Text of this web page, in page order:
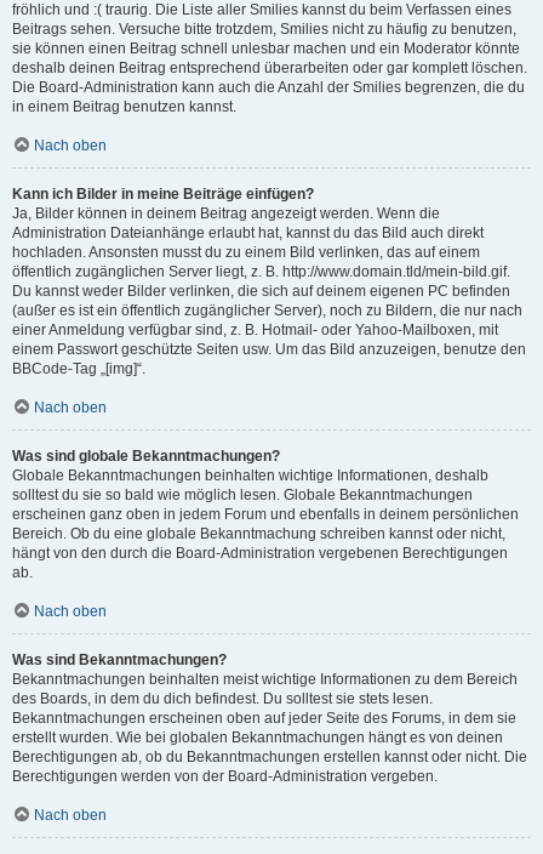
fröhlich und :( traurig. Die Liste aller Smilies kannst du beim Verfassen eines
Beitrags sehen. Versuche bitte trotzdem, Smilies nicht zu häufig zu benutzen,
sie können einen Beitrag schnell unlesbar machen und ein Moderator könnte
deshalb deinen Beitrag entsprechend überarbeiten oder gar komplett löschen.
Die Board-Administration kann auch die Anzahl der Smilies begrenzen, die du
in einem Beitrag benutzen kannst.
Nach oben
Kann ich Bilder in meine Beiträge einfügen?
Ja, Bilder können in deinem Beitrag angezeigt werden. Wenn die
Administration Dateianhänge erlaubt hat, kannst du das Bild auch direkt
hochladen. Ansonsten musst du zu einem Bild verlinken, das auf einem
öffentlich zugänglichen Server liegt, z. B. http://www.domain.tld/mein-bild.gif.
Du kannst weder Bilder verlinken, die sich auf deinem eigenen PC befinden
(außer es ist ein öffentlich zugänglicher Server), noch zu Bildern, die nur nach
einer Anmeldung verfügbar sind, z. B. Hotmail- oder Yahoo-Mailboxen, mit
einem Passwort geschützte Seiten usw. Um das Bild anzuzeigen, benutze den
BBCode-Tag „[img]“.
Nach oben
Was sind globale Bekanntmachungen?
Globale Bekanntmachungen beinhalten wichtige Informationen, deshalb
solltest du sie so bald wie möglich lesen. Globale Bekanntmachungen
erscheinen ganz oben in jedem Forum und ebenfalls in deinem persönlichen
Bereich. Ob du eine globale Bekanntmachung schreiben kannst oder nicht,
hängt von den durch die Board-Administration vergebenen Berechtigungen
ab.
Nach oben
Was sind Bekanntmachungen?
Bekanntmachungen beinhalten meist wichtige Informationen zu dem Bereich
des Boards, in dem du dich befindest. Du solltest sie stets lesen.
Bekanntmachungen erscheinen oben auf jeder Seite des Forums, in dem sie
erstellt wurden. Wie bei globalen Bekanntmachungen hängt es von deinen
Berechtigungen ab, ob du Bekanntmachungen erstellen kannst oder nicht. Die
Berechtigungen werden von der Board-Administration vergeben.
Nach oben